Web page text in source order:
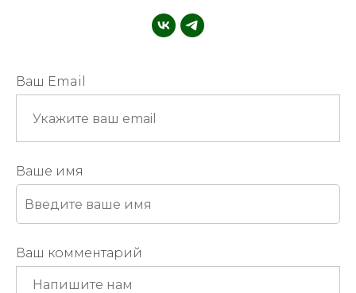
Ваш Email
Ваше имя
Ваш комментарий